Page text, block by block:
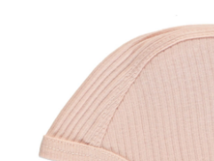
mehrere
Varianten
auf.